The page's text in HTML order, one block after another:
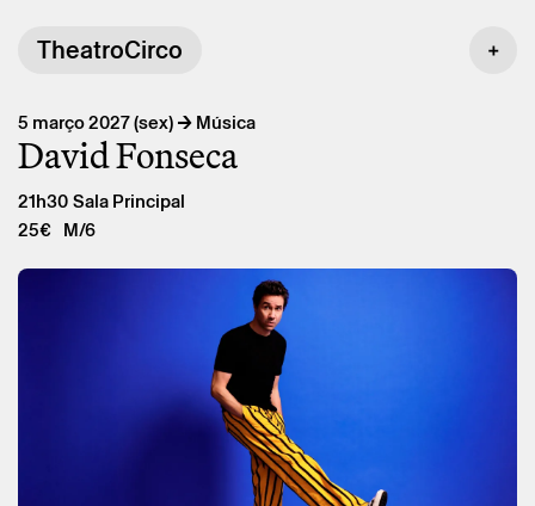
5 março 2027 (sex)→Música
David Fonseca
21h30Sala Principal
25€ M/6
TheatroCirco
Sexta 5 março→Música